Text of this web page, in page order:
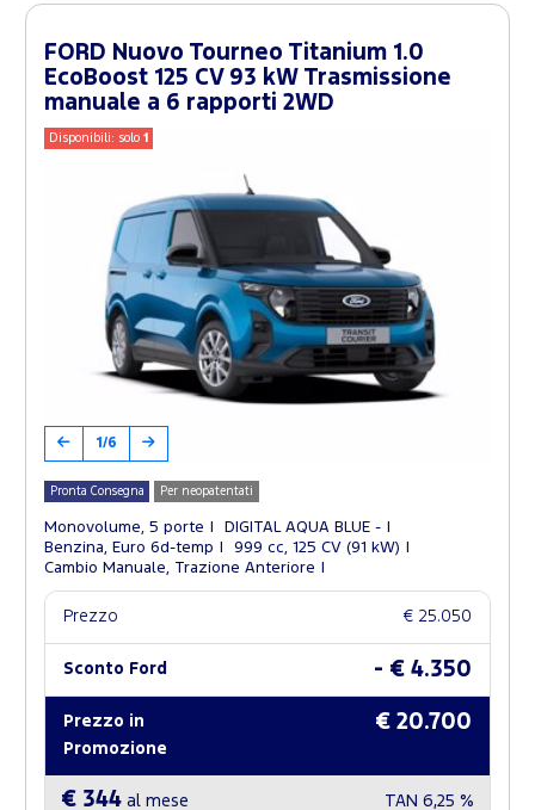
FORD Nuovo Tourneo Titanium 1.0
EcoBoost 125 CV 93 kW Trasmissione
manuale a 6 rapporti 2WD
Disponibili: solo1
1/6
Pronta Consegna Per neopatentati
Monovolume, 5 porte
DIGITAL AQUA BLUE -
Benzina, Euro 6d-temp
999 cc, 125 CV (91 kW)
Cambio Manuale, Trazione Anteriore
Prezzo € 25.050
Sconto Ford - € 4.350
Prezzo in
Promozione
€ 20.700
€ 344 al mese
TAN 6,25 %